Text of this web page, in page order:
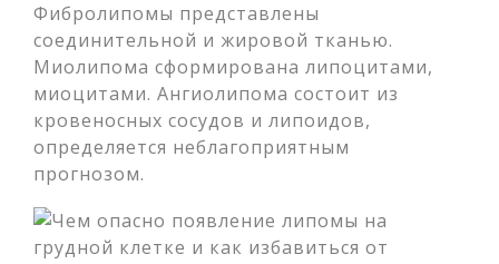
Фибролипомы представлены
соединительной и жировой тканью.
Миолипома сформирована липоцитами,
миоцитами. Ангиолипома состоит из
кровеносных сосудов и липоидов,
определяется неблагоприятным
прогнозом.